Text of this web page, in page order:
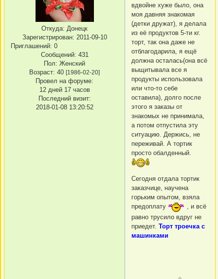
Откуда: Донецк
Зарегистрирован: 2011-09-10
Приглашений: 0
Сообщений: 431
Пол: Женский
Возраст: 40 [1986-02-20]
Провел на форуме:
12 дней 17 часов
Последний визит:
2018-01-08 13:20:52
вдвойне хуже было, она
моя давняя знакомая
(детки дружат), я делала
из её продуктов 5-ти кг.
торт, так она даже не
отблагодарила, я ещё
должна осталась(она всё
выщитывала все я
продукты использовала
или что-то себе
оставила), долго после
этого я заказы от
знакомых не принимала,
а потом отпустила эту
ситуацию. Держись, не
переживай. А тортик
просто обалденный.
Сегодня отдала тортик
заказчице, научена
горьким опытом, взяла
предоплату
, и всё
равно трусило вдруг не
приедет. Торт троечка с
машинками